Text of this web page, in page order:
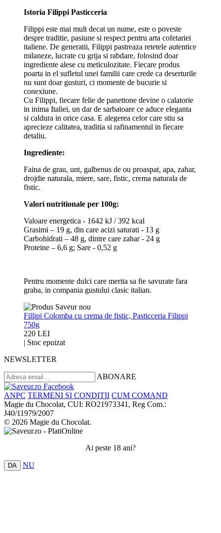
Istoria Filippi Pasticceria
Filippi este mai mult decat un nume, este o poveste
despre traditie, pasiune si respect pentru arta cofetariei
italiene. De generatii, Filippi pastreaza retetele autentice
milaneze, lucrate cu grija si rabdare, folosind doar
ingrediente alese cu meticulozitate. Fiecare produs
poarta in el sufletul unei familii care crede ca deserturile
nu sunt doar gusturi, ci momente de bucurie si
conexiune.
Cu Filippi, fiecare felie de panettone devine o calatorie
in inima Italiei, un dar de sarbatoare ce aduce eleganta
si caldura in orice casa. E alegerea celor care stiu sa
aprecieze calitatea, traditia si rafinamentul in fiecare
detaliu.
Ingrediente:
Faina de grau, unt, galbenus de ou proaspat, apa, zahar,
drojdie naturala, miere, sare, fistic, crema naturala de
fistic.
Valori nutritionale per 100g:
Valoare energetica - 1642 kJ / 392 kcal
Grasimi – 19 g, din care acizi saturati - 13 g
Carbohidrati – 48 g, dintre care zahar - 24 g
Proteine – 6,6 g; Sare - 0,52 g
Pentru momente dulci care merita sa fie savurate fara
graba, in compania gustului clasic italian.
Fillipi Colomba cu crema de fistic, Pasticceria Filippi
750g
220 LEI
| Stoc epuizat
NEWSLETTER
ABONARE
ANPC TERMENI SI CONDITII CUM COMAND
Magie du Chocolat, CUI: RO21973341, Reg Com.:
J40/11979/2007
© 2026 Magie du Chocolat.
Ai peste 18 ani?
DA NU